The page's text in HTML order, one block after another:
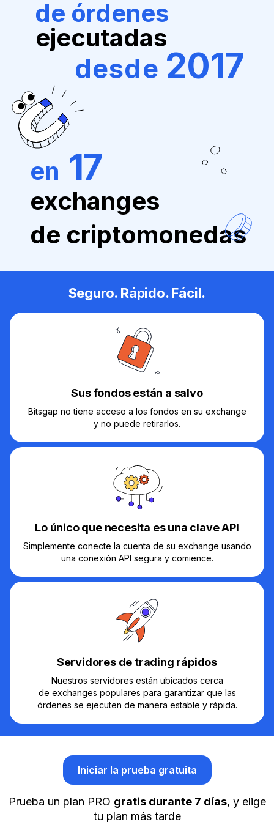
de órdenes
ejecutadas
desde 2017
en 17
exchanges
de criptomonedas
Seguro. Rápido. Fácil.
Sus fondos están a salvo
Bitsgap no tiene acceso a los fondos en su exchange
y no puede retirarlos.
Lo único que necesita es una clave API
Simplemente conecte la cuenta de su exchange usando
una conexión API segura y comience.
Servidores de trading rápidos
Nuestros servidores están ubicados cerca
de exchanges populares para garantizar que las
órdenes se ejecuten de manera estable y rápida.
Iniciar la prueba gratuita
Prueba un plan PRO gratis durante 7 días, y elige
tu plan más tarde